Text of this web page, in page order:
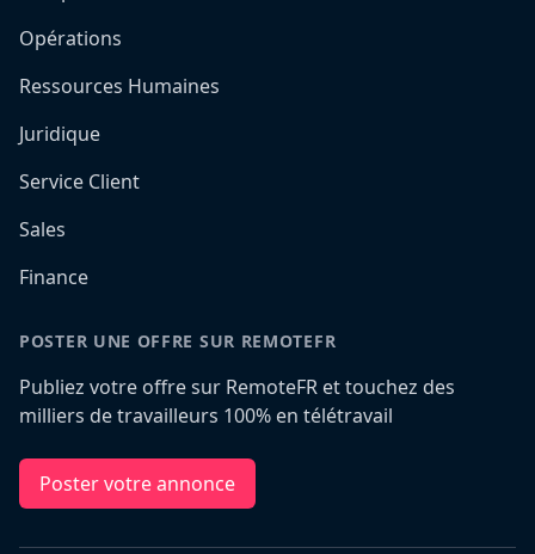
Opérations
Ressources Humaines
Juridique
Service Client
Sales
Finance
POSTER UNE OFFRE SUR REMOTEFR
Publiez votre offre sur RemoteFR et touchez des
milliers de travailleurs 100% en télétravail
Poster votre annonce